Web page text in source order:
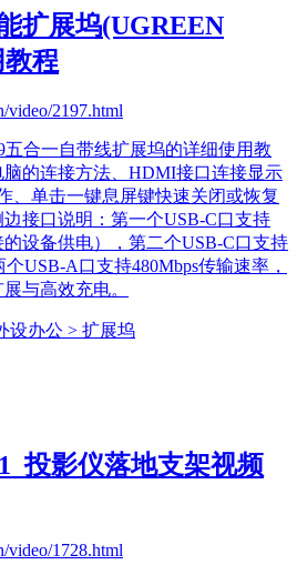
扩展坞(UGREEN
教程
video/2197.html
五合一自带线扩展坞的详细使用教
的连接方法、HDMI接口连接显示
、单击一键息屏键快速关闭或恢复
接口说明：第一个USB-C口支持
设备供电），第二个USB-C口支持
USB-A口支持480Mbps传输速率，
与高效充电。
设办公 > 扩展坞
投影仪落地支架视频
video/1728.html